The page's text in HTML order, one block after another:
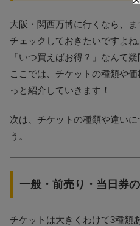
大阪・関西万博に行くなら、
チェックしておきたいですよね
「いつ買えばお得？」なんて
ここでは、チケットの種類や
っと紹介していきます！
次は、チケットの種類や違い
う。
一般・前売り・当日券
チケットは大きくわけて3種類